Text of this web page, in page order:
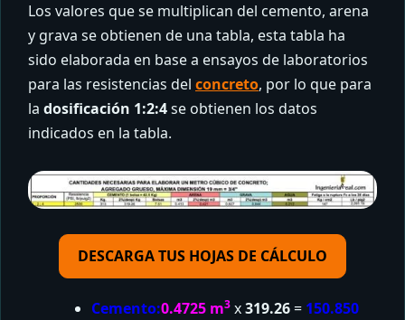
Los valores que se multiplican del cemento, arena
y grava se obtienen de una tabla, esta tabla ha
sido elaborada en base a ensayos de laboratorios
para las resistencias del concreto, por lo que para
la dosificación 1:2:4se obtienen los datos
indicados en la tabla.
DESCARGA TUS HOJAS DE CÁLCULO
Cemento:0.4725 m3x319.26= 150.850